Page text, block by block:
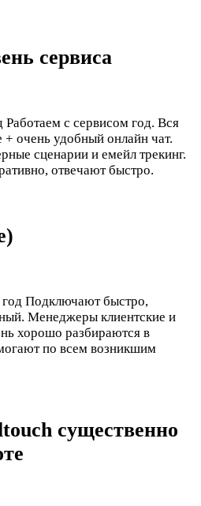
сервиса
Работаем с сервисом год. Вся
+ очень удобный онлайн чат.
сценарии и емейл трекинг.
отвечают быстро.
Подключают быстро,
Менеджеры клиентские и
хорошо разбираются в
по всем возникшим
существенно